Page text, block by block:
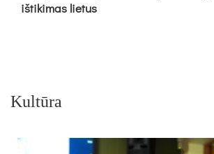
iš­ti­ki­mas lie­tus
Kultūra